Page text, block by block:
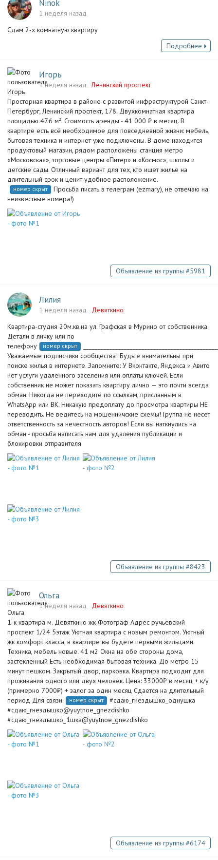
Ninok
1 неделя назад
Сдам 2-х комнатную квартиру
Подробнее
Игорь
1 неделя назад
Ленинский проспект
Просторная квартира в районе с развитой инфраструктурой Санкт-
Петербург, Ленинский проспект, 178. Двухкомнатная квартира
площадью 47.6 м². Стоимость аренды - 41 000 ₽ в месяц. В
квартире есть всё необходимое для повседневной жизни: мебель,
бытовая техника и интернет уже подключены. В доме находится
продуктовый магазин, рядом расположены станция метро
«Московская», торговые центры «Питер» и «Космос», школы и
детские сады. Отличный вариант для тех, кто ищет жилье на
длительный срок и ценит удобное расположение.
номер скрыт
Просьба писать в телеграм (ezmary), не отвечаю на
неизвестные номера!)
Объявление из группы #5981
Лилия
1 неделя назад
Девяткино
Квартира-студия 20м.кв.на ул. Графская в Мурино от собственника.
Детали в личку или по
телефону
номер скрыт
Уважаемые подписчики сообщества! Будьте внимательны при
поиске жилья в интернете. Запомните: У Вконтакте, Яндекса и Авито
нет услуги удалённого заселения или оплаты ключей. Если
собственник не может показать квартиру лично — это почти всегда
обман. Никогда не переходите по ссылкам, присланным в
WhatsApp или ВК. Никакую предоплату до просмотра квартиры НЕ
переводить. Не ведитесь на мошенничские схемы! Группа не несёт
ответственность за нечестность авторов! Если вы наткнулись на
обман - просьба написать нам для удаления публикации и
блокировки отправителя
Объявление из группы #8423
Ольга
1 неделя назад
Девяткино
1-к квартира м. Девяткино жк Фотограф Адрес ручьевский
проспект 1/24 5этаж Уютная квартира с новым ремонтом. Уютный
жк комфорт класса, в квартире вы будете первыми жильцами.
Техника, мебель новые. 41 м2 Окна на обе стороны дома,
застекленный Есть необходимая бытовая техника. До метро 15
минут пешком. Закрытый двор, парковка. Квартира подходит для
проживания одного или двух человек. Цена: 33000₽ в месяц + к/у
(примерно 7000₽) + залог за один месяц Сдается на длительный
период Для связи:
номер скрыт
#сдаю_гнездышко_однушка
#сдаю_гнездышко@yuytnoe_gnezdishko
#сдаю_гнездышко_1шка@yuytnoe_gnezdishko
Объявление из группы #6174